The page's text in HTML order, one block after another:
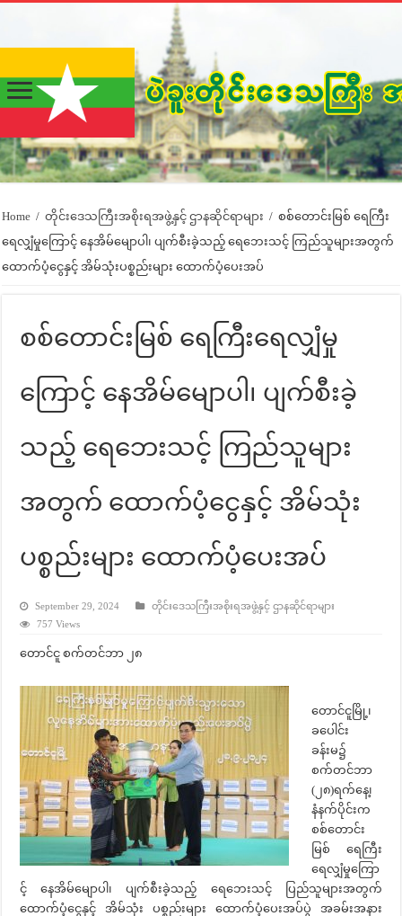
Home / တိုင်းဒေသကြီးအစိုးရအဖွဲ့နှင့် ဌာနဆိုင်ရာများ / စစ်တောင်းမြစ် ရေကြီး
ရေလျှံမှုကြောင့် နေအိမ်မျောပါ၊ ပျက်စီးခဲ့သည့် ရေဘေးသင့် ကြည်သူများအတွက်
ထောက်ပံ့ငွေနှင့် အိမ်သုံးပစ္စည်းများ ထောက်ပံ့ပေးအပ်
စစ်တောင်းမြစ် ရေကြီးရေလျှံမှု
ကြောင့် နေအိမ်မျောပါ၊ ပျက်စီးခဲ့
သည့် ရေဘေးသင့် ကြည်သူများ
အတွက် ထောက်ပံ့ငွေနှင့် အိမ်သုံး
ပစ္စည်းများ ထောက်ပံ့ပေးအပ်
September 29, 2024
တိုင်းဒေသကြီးအစိုးရအဖွဲ့နှင့် ဌာနဆိုင်ရာများ
757 Views
တောင်ငူ စက်တင်ဘာ ၂၈
တောင်ငူမြို့၊
ခပေါင်း
ခန်းမ၌
စက်တင်ဘာ
(၂၈)ရက်နေ့၊
နံနက်ပိုင်းက
စစ်တောင်း
မြစ် ရေကြီး
ရေလျှံမှုကြော
င့် နေအိမ်မျောပါ၊ ပျက်စီးခဲ့သည့် ရေဘေးသင့် ပြည်သူများအတွက်
ထောက်ပံ့ငွေနှင့် အိမ်သုံး ပစ္စည်းများ ထောက်ပံ့ပေးအပ်ပွဲ အခမ်းအနား